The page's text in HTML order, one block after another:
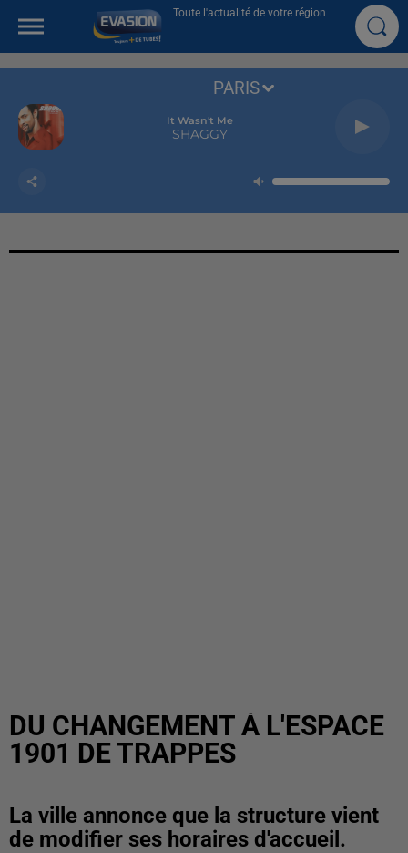
Toute l'actualité de votre région
It Wasn't Me
SHAGGY
PARIS
DU CHANGEMENT À L'ESPACE
1901 DE TRAPPES
La ville annonce que la structure vient
de modifier ses horaires d'accueil.